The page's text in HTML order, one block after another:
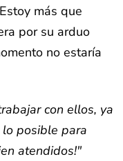
más que
por su arduo
no estaría
con ellos, ya
posible para
atendidos!"